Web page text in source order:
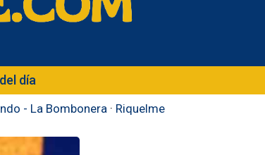
día
- La Bombonera · Riquelme